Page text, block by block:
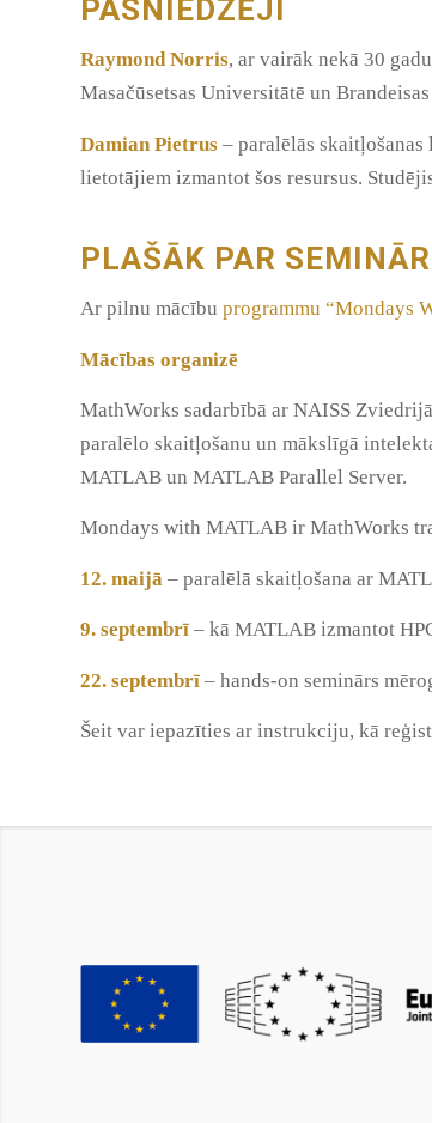
PASNIEDZĒJI
Raymond Norris, ar vairāk nekā 30
Masačūsetsas Universitātē un
Damian Pietrus – paralēlās
lietotājiem izmantot šos resursus.
PLAŠĀK PAR
Ar pilnu mācību programmu “Mondays
Mācības organizē
MathWorks sadarbībā ar NAISS
paralēlo skaitļošanu un mākslīgā
MATLAB un MATLAB Parallel Server.
Mondays with MATLAB ir MathWorks
12. maijā – paralēlā skaitļošana ar
9. septembrī – kā MATLAB izmantot
22. septembrī – hands-on seminārs
Šeit var iepazīties ar instrukciju, kā